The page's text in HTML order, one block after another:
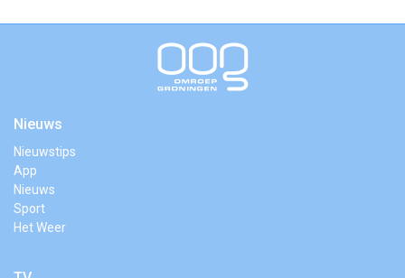
Nieuws
Nieuwstips
App
Nieuws
Sport
Het Weer